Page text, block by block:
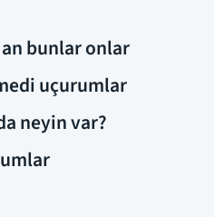
bunlar onlar
uçurumlar
neyin var?